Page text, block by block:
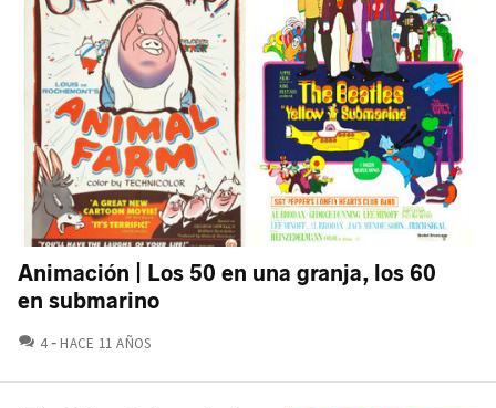
Animación | Los 50 en una granja, los 60
en submarino
4 COMENTARIOS
HACE 11 AÑOS